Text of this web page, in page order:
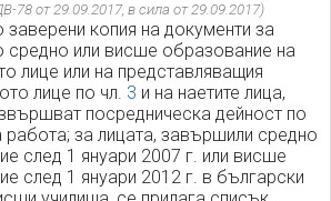
78 от 29.09.2017, в сила от 29.09.2017)
заверени копия на документи за
или висше образование на
лице или на представляващия
лице по чл. 3 и на наетите лица,
посредническа дейност по
работа; за лицата, завършили средно
след 1 януари 2007 г. или висше
след 1 януари 2012 г. в български